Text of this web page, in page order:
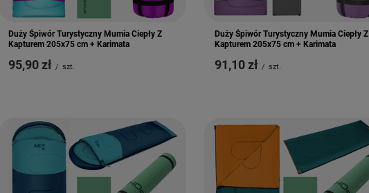
Duży Śpiwór Turystyczny Mumia Ciepły Z
Kapturem 205x75 cm + Karimata
95,90 zł / szt.
Duży Śpiwór Turystyczny Mumia Ciepły Z
Kapturem 205x75 cm + Karimata
91,10 zł / szt.